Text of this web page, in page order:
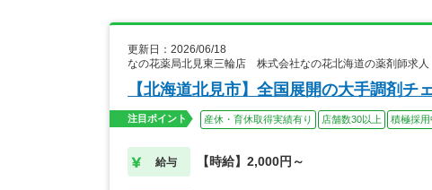
更新日：2026/06/18
なの花薬局北見東三輪店 株式会社なの花北海道の薬剤師求人
【北海道北見市】全国展開の大手調剤チ
注目ポイント 産休・育休取得実績有り 店舗数30以上 積極採用
給与 【時給】2,000円～